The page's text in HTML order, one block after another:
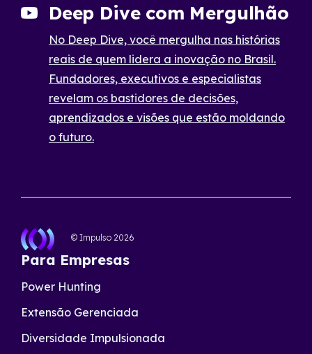
Deep Dive com Mergulhão
No Deep Dive, você mergulha nas histórias
reais de quem lidera a inovação no Brasil.
Fundadores, executivos e especialistas
revelam os bastidores de decisões,
aprendizados e visões que estão moldando
o futuro.
© Impulso 2026
Para Empresas
Power Hunting
Extensão Gerenciada
Diversidade Impulsionada